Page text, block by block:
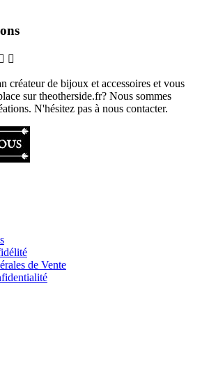
 
créateur de bijoux et accessoires et vous
sur theotherside.fr? Nous sommes
N'hésitez pas à nous contacter.
de Vente